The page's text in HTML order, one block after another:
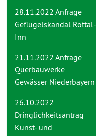
28.11.2022 Anfrage
Geflügelskandal Rottal-
Inn
21.11.2022 Anfrage
Querbauwerke
Gewässer Niederbayern
26.10.2022
Dringlichkeitsantrag
Kunst- und